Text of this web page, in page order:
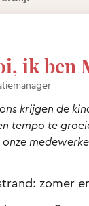
ik ben
ons krijgen de
tempo te
zomer